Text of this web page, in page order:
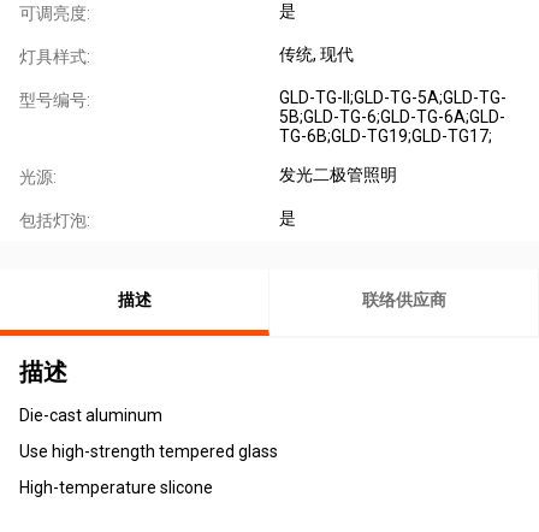
可调亮度: 是
灯具样式: 传统, 现代
型号编号:
GLD-TG-II;GLD-TG-5A;GLD-TG-
5B;GLD-TG-6;GLD-TG-6A;GLD-
TG-6B;GLD-TG19;GLD-TG17;
光源: 发光二极管照明
包括灯泡: 是
描述 联络供应商
描述
Die-cast aluminum
Use high-strength tempered glass
High-temperature slicone